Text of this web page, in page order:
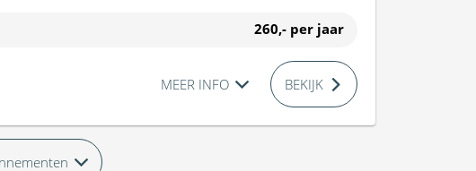
260,- per jaar
MEER INFO BEKIJK